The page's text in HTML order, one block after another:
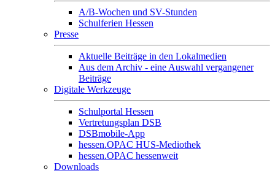
A/B-Wochen und SV-Stunden
Schulferien Hessen
Presse
Aktuelle Beiträge in den Lokalmedien
Aus dem Archiv - eine Auswahl vergangener
Beiträge
Digitale Werkzeuge
Schulportal Hessen
Vertretungsplan DSB
DSBmobile-App
hessen.OPAC HUS-Mediothek
hessen.OPAC hessenweit
Downloads